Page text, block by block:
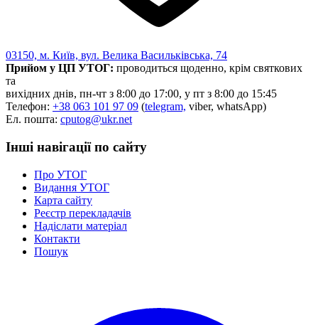
03150, м. Київ, вул. Велика Васильківська, 74
Прийом у ЦП УТОГ: проводиться щоденно, крім святкових
та
вихідних днів, пн-чт з 8:00 до 17:00, у пт з 8:00 до 15:45
Телефон: +38 063 101 97 09 (telegram, viber, whatsApp)
Ел. пошта: cputog@ukr.net
Інші навігації по сайту
Про УТОГ
Видання УТОГ
Карта сайту
Реєстр перекладачів
Надіслати матеріал
Контакти
Пошук